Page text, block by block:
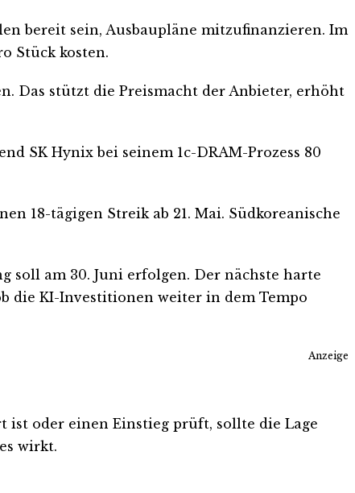
bereit sein, Ausbaupläne mitzufinanzieren. Im
Stück kosten.
Das stützt die Preismacht der Anbieter, erhöht
SK Hynix bei seinem 1c-DRAM-Prozess 80
18-tägigen Streik ab 21. Mai. Südkoreanische
soll am 30. Juni erfolgen. Der nächste harte
die KI-Investitionen weiter in dem Tempo
Anzeige
ist oder einen Einstieg prüft, sollte die Lage
wirkt.